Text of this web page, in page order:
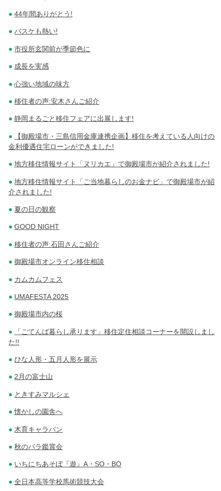
44年間ありがとう!
バスケも熱い!
市役所玄関前が季節色に
成長を実感
心強い地域の味方
移住者の声:安木さんご紹介
静岡まるごと移住フェアに出展します!
【御殿場市・三島信用金庫連携企画】移住を考えている人向けの
金利優遇住宅ローンができました!
地方移住情報サイト「ヌリカエ」で御殿場市が紹介されました!
地方移住情報サイト「ご当地暮らしのお金ナビ」で御殿場市が紹
介されました!
夏の日の観察
GOOD NIGHT
移住者の声:石田さんご紹介
御殿場市オンライン移住相談
カムカムフェス
UMAFESTA 2025
御殿場市内の桜
「ごてんば暮らし承ります」移住定住相談コーナーを開設しまし
た!!
ひな人形・五月人形を展示
2月の富士山
ときすみマルシェ
懐かしの園舎へ
木育キャラバン
秋のバラ鑑賞会
いちにちあそぼ『遊』A・SO・BO
全日本高等学校馬術競技大会